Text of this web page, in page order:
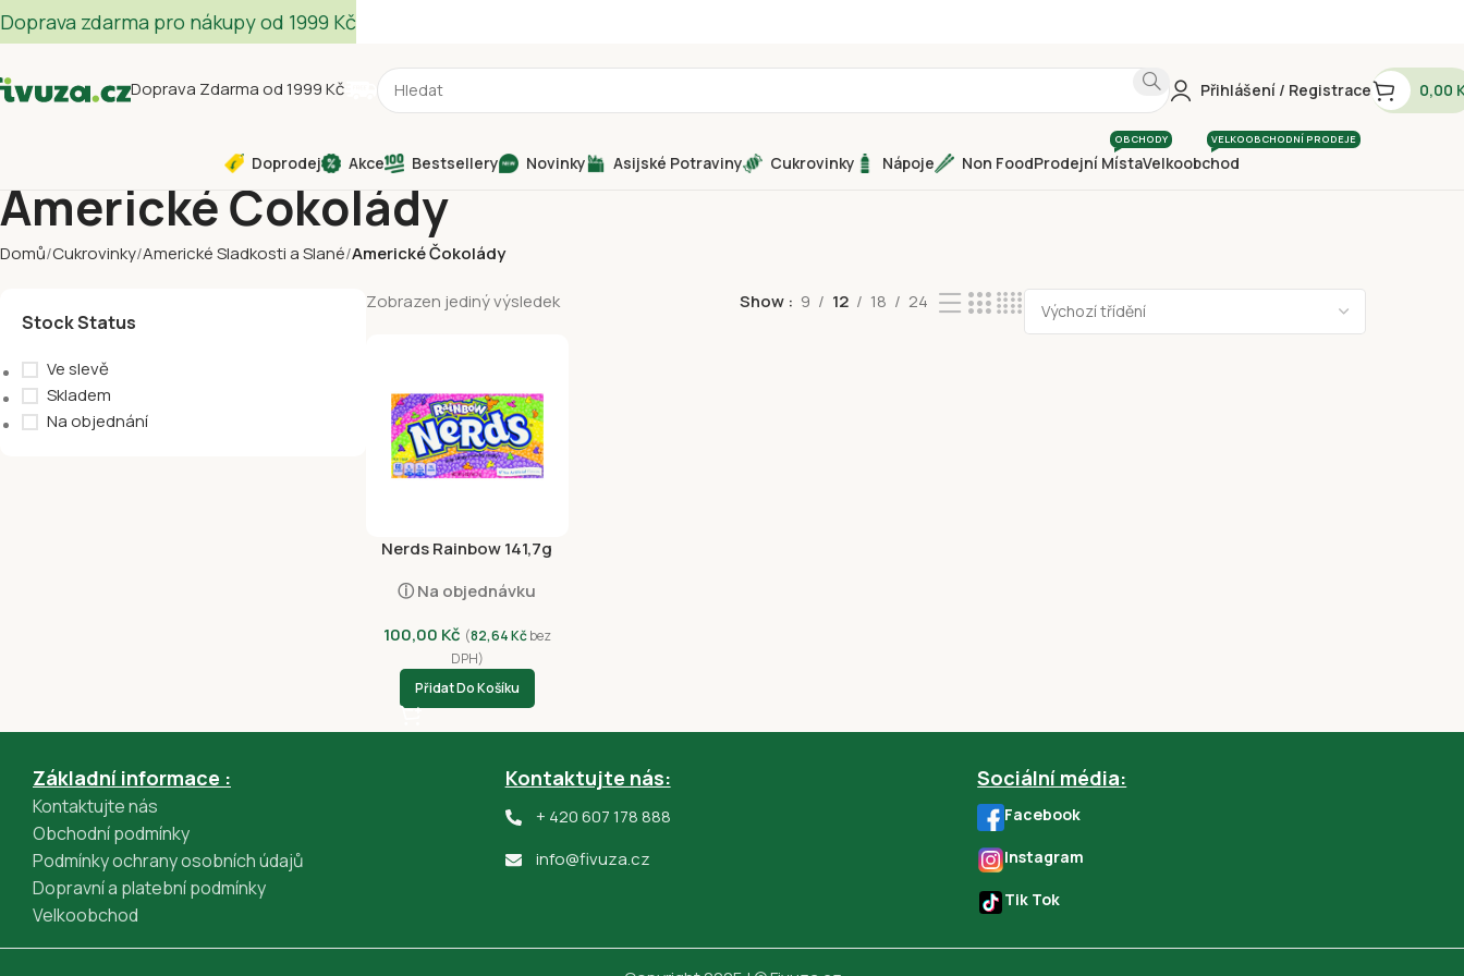
Doprava Zdarma od 1999 Kč Přihlášení / Registrace 0,00
Doprodej Akce Bestsellery Novinky Asijské Potraviny Cukrovinky Nápoje Non FoodProdejní Místa
OBCHODY
Velkoobchod
VELKOOBCHODNÍ PRODEJE
Americké Čokolády
Domů Cukrovinky Americké Sladkosti a Slané Americké Čokolády
Stock Status
Ve slevě
Skladem
Na objednání
Zobrazen jediný výsledek Show 9 12 18 24
Nerds Rainbow 141,7g
ⓘ Na objednávku
100,00 Kč (82,64Kčbez
DPH)
Přidat Do Košíku
Základní informace :
Kontaktujte nás
Obchodní podmínky
Podmínky ochrany osobních údajů
Dopravní a platební podmínky
Velkoobchod
Kontaktujte nás:
+ 420 607 178 888
info@fivuza.cz
Sociální média:
Facebook
Instagram
Tik Tok
Doprava zdarma pro nákupy od 1999 Kč